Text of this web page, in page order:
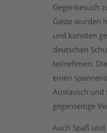
Gegenbesuch
Gäste wurden
und konnten
deutschen
teilnehmen.
einen
Austausch und
gegenseitige
Auch Spaß